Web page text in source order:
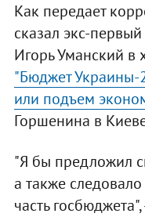
Как передает
сказал экс-
Игорь Уманский в
"Бюджет Украины-
или подъем
Горшенина в
"Я бы предложил
а также
часть